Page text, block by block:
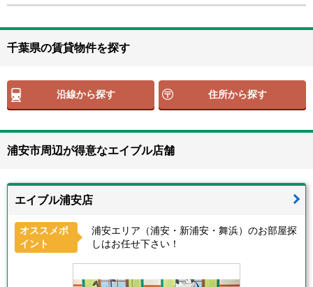
千葉県の賃貸物件を探す
沿線から探す 住所から探す
浦安市周辺が得意なエイブル店舗
エイブル浦安店
オススメポ
イント
浦安エリア（浦安・新浦安・舞浜）のお部屋探
しはお任せ下さい！